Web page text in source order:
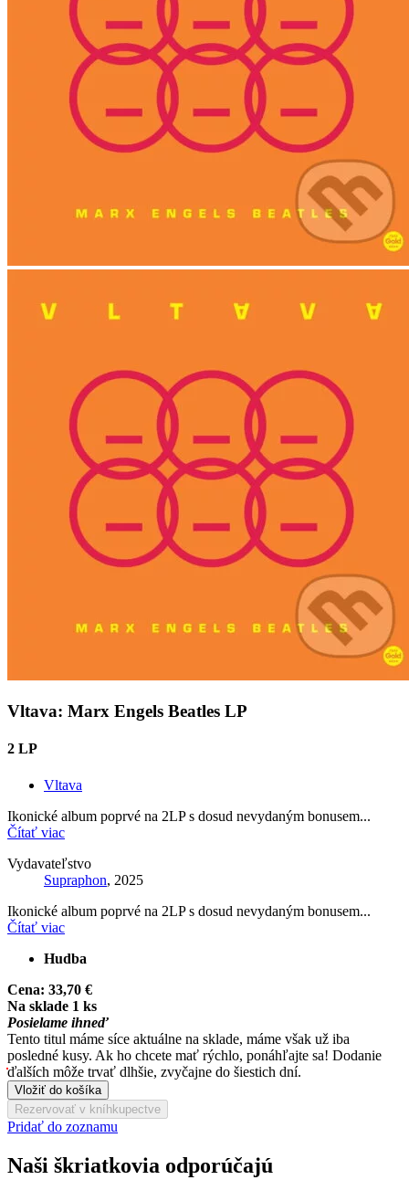
Vltava: Marx Engels Beatles LP
2 LP
Vltava
Ikonické album poprvé na 2LP s dosud nevydaným bonusem...
Čítať viac
Vydavateľstvo
Supraphon, 2025
Ikonické album poprvé na 2LP s dosud nevydaným bonusem...
Čítať viac
Hudba
Cena: 33,70 €
Na sklade 1 ks
Posielame ihneď
Tento titul máme síce aktuálne na sklade, máme však už iba
posledné kusy. Ak ho chcete mať rýchlo, ponáhľajte sa! Dodanie
ďalších môže trvať dlhšie, zvyčajne do šiestich dní.
Vložiť do košíka
Rezervovať v kníhkupectve
Pridať do zoznamu
Naši škriatkovia odporúčajú